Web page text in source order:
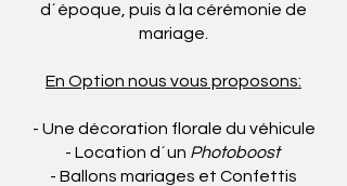
d´époque, puis à la cérémonie de
mariage.
En Option nous vous proposons:
- Une décoration florale du véhicule
- Location d´un Photoboost
- Ballons mariages et Confettis